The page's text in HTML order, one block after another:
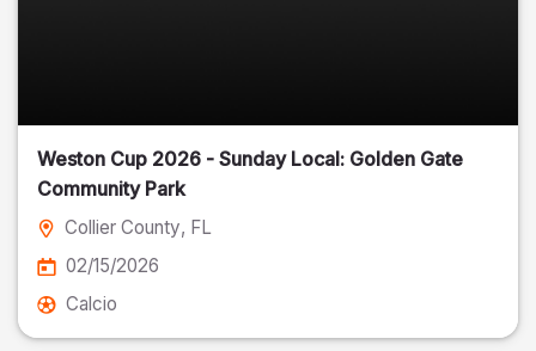
Weston Cup 2026 - Sunday Local: Golden Gate
Community Park
Collier County, FL
02/15/2026
Calcio